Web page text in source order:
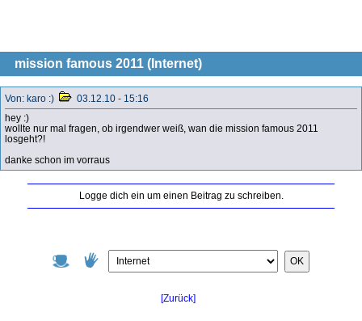
mission famous 2011 (Internet)
OK
[Zurück]
Von: karo :)
03.12.10 - 15:16
hey :)
wollte nur mal fragen, ob irgendwer weiß, wan die mission famous 2011
losgeht?!
danke schon im vorraus
Logge dich ein um einen Beitrag zu schreiben.